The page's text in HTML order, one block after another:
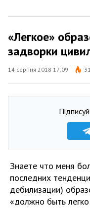
«Легкое»
задворки
14 серпня 2018 17:09
Знаете что меня
последних
дебилизации)
«должно быть легко